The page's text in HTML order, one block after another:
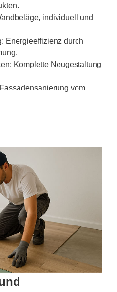
individuell und
Energieeffizienz durch
Komplette Neugestaltung
vom